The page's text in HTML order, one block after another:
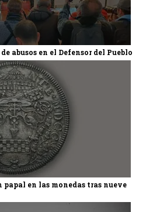
abusos en el Defensor del Pueblo
en las monedas tras nueve